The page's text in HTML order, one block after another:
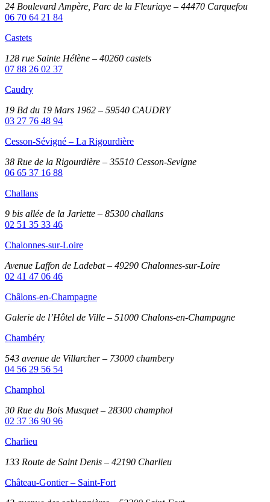
24 Boulevard Ampère, Parc de la Fleuriaye – 44470 Carquefou
06 70 64 21 84
Castets
128 rue Sainte Hélène – 40260 castets
07 88 26 02 37
Caudry
19 Bd du 19 Mars 1962 – 59540 CAUDRY
03 27 76 48 94
Cesson-Sévigné – La Rigourdière
38 Rue de la Rigourdière – 35510 Cesson-Sevigne
06 65 37 16 88
Challans
9 bis allée de la Jariette – 85300 challans
02 51 35 33 46
Chalonnes-sur-Loire
Avenue Laffon de Ladebat – 49290 Chalonnes-sur-Loire
02 41 47 06 46
Châlons-en-Champagne
Galerie de l’Hôtel de Ville – 51000 Chalons-en-Champagne
Chambéry
543 avenue de Villarcher – 73000 chambery
04 56 29 56 54
Champhol
30 Rue du Bois Musquet – 28300 champhol
02 37 36 90 96
Charlieu
133 Route de Saint Denis – 42190 Charlieu
Château-Gontier – Saint-Fort